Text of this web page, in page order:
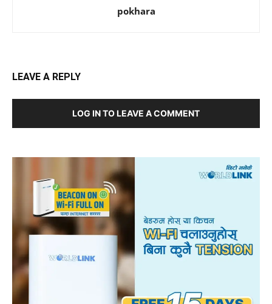
pokhara
LEAVE A REPLY
LOG IN TO LEAVE A COMMENT